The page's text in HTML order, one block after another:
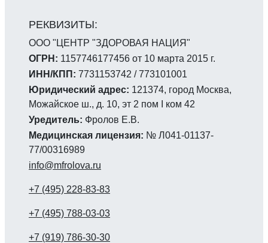
ООО "ЦЕНТР "ЗДОРОВАЯ НАЦИЯ"
ОГРН: 1157746177456 от 10 марта 2015 г.
ИНН/КПП: 7731153742 / 773101001
Юридический адрес: 121374, город Москва,
Можайское ш., д. 10, эт 2 пом I ком 42
Уредитель: Фролов Е.В.
Медицинская лицензия: № Л041-01137-
77/00316989
info@mfrolova.ru